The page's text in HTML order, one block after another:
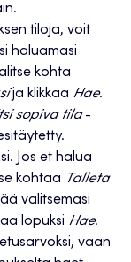
tiloja, voit
haluamasi
kohta
ja klikkaa Hae.
sopiva tila-
Jos et halua
kohtaa Talleta
valitsemasi
lopuksi Hae.
vaan